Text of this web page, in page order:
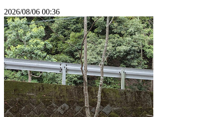
2026/08/06 00:36